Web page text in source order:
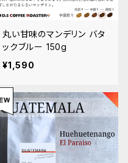
丸い甘味のマンデリン バタ
ックブルー 150g
¥1,590